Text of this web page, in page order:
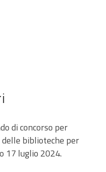
di concorso per
biblioteche per
17 luglio 2024.